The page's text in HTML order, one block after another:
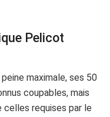
Pelicot
maximale, ses 50
coupables, mais
celles requises par le